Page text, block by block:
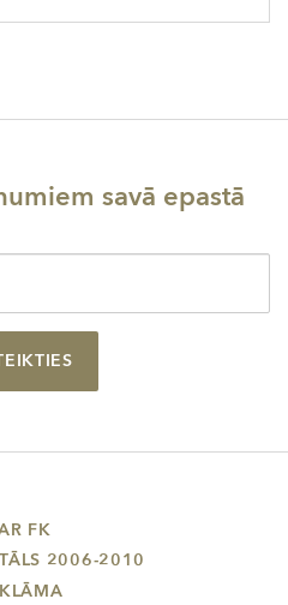
savā epastā
FK
2006-2010